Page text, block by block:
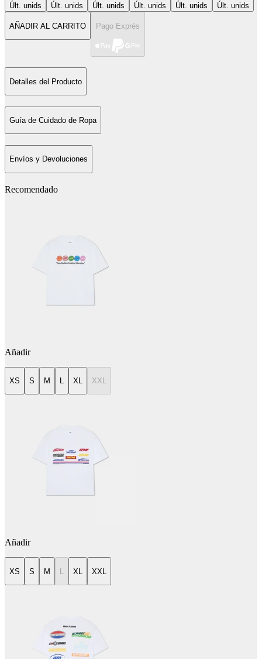
Últ. unids
Últ. unids
Últ. unids
Últ. unids
Últ. unids
Últ. unids
AÑADIR AL CARRITO Pago Exprés
Detalles del Producto
Guía de Cuidado de Ropa
Envíos y Devoluciones
Recomendado
Añadir
XS S M XL XXL
Añadir
XS S M L XL XXL